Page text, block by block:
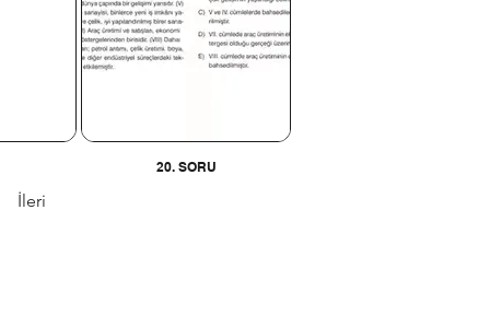
İleri
20. SORU